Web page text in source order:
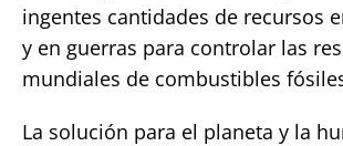
ingentes cantidades de recursos
y en guerras para controlar las
mundiales de combustibles
La solución para el planeta y la